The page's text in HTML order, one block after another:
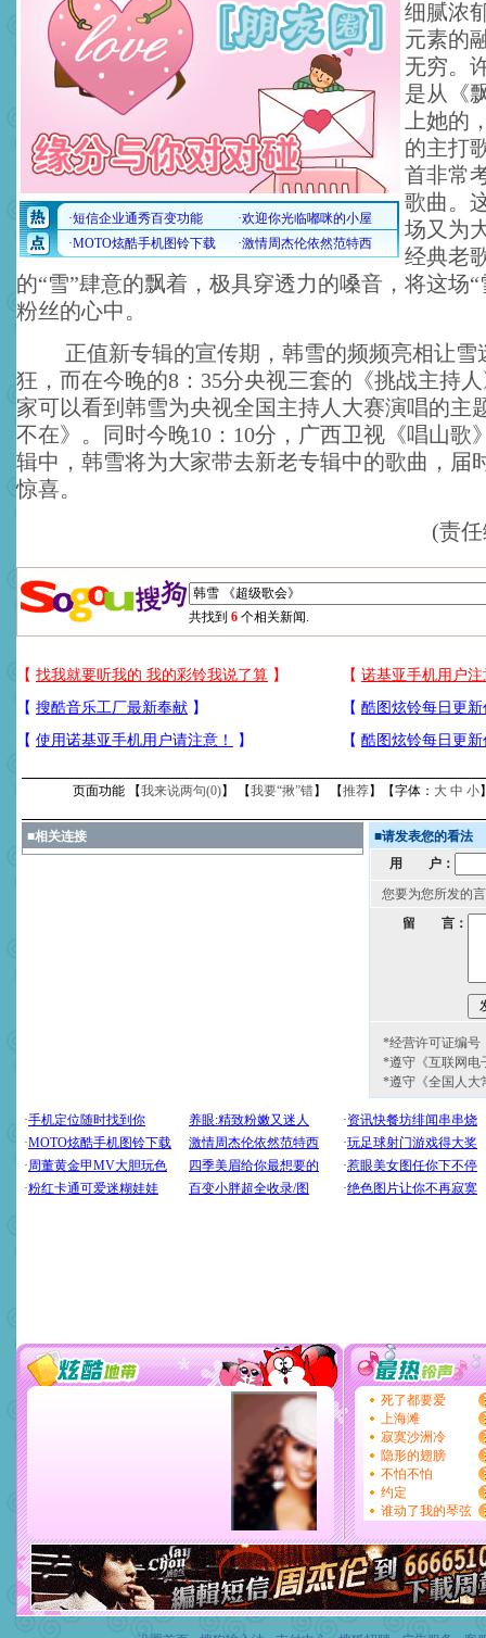
细腻浓
元素的
无穷。
是从《
上她的
的主打
首非常
歌曲。
场又为
经典老
的“雪”肆意的飘着，极具穿透力的嗓音，将这场
粉丝的心中。
正值新专辑的宣传期，韩雪的频频亮相让雪
狂，而在今晚的8：35分央视三套的《挑战主持
家可以看到韩雪为央视全国主持人大赛演唱的主
不在》。同时今晚10：10分，广西卫视《唱山歌
辑中，韩雪将为大家带去新老专辑中的歌曲，届
惊喜。
(责
共找到 6 个相关新闻.
页面功能 【我来说两句(0)】 【我要“揪”错】 【推荐】【字体： 大 中 小
■相关连接 ■请发表您的看法
用 户：
您要为您所发的
留 言：
*经营许可证编号
*遵守《互联网电
*遵守《全国人大